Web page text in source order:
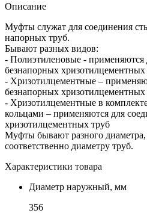
Описание
Муфты служат для соединения
напорных труб.
Бывают разных видов:
- Полиэтиленовые - применяются
безнапорных хризотилцементных
- Хризотилцементные –
безнапорных хризотилцементных
- Хризотилцементные в
кольцами – применяются для
хризотилцементных труб
Муфты бывают разного
соответственно диаметру труб.
Характеристики товара
Диаметр наружный, мм
356